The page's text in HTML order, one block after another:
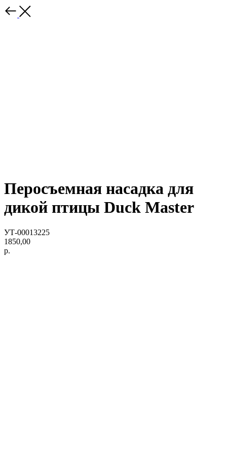
Перосъемная насадка для
дикой птицы Duck Master
УТ-00013225
1850,00
р.